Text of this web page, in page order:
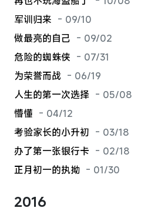
军训归来 - 09/10
做最亮的自己 - 09/02
危险的蜘蛛侠 - 07/31
为荣誉而战 - 06/19
人生的第一次选择 - 05/08
懵懂 - 04/12
考验家长的小升初 - 03/18
办了第一张银行卡 - 02/18
正月初一的执拗 - 01/30
2016